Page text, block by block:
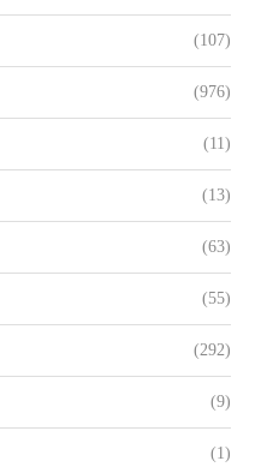
(107)
(976)
(11)
(13)
(63)
(55)
(292)
(9)
(1)